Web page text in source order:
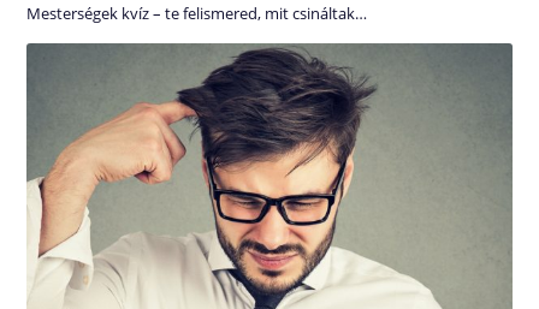
Mesterségek kvíz – te felismered, mit csináltak…